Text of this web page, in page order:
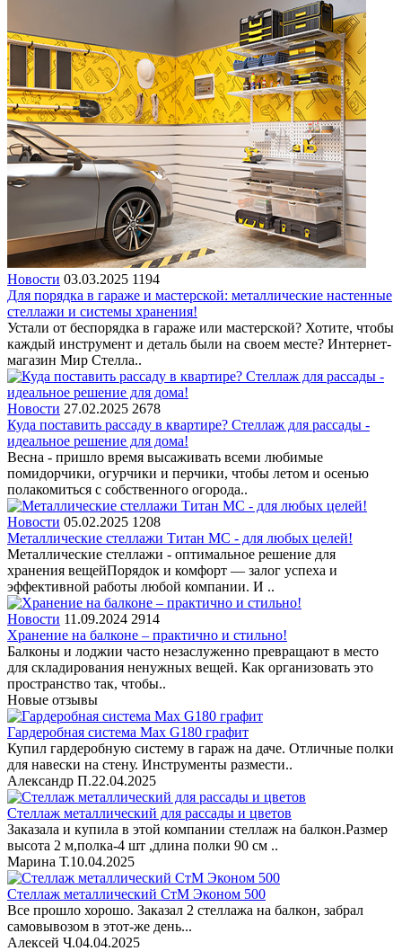
Новости 03.03.2025 1194
Для порядка в гараже и мастерской: металлические настенные
стеллажи и системы хранения!
Устали от беспорядка в гараже или мастерской? Хотите, чтобы
каждый инструмент и деталь были на своем месте? Интернет-
магазин Мир Стелла..
Новости 27.02.2025 2678
Куда поставить рассаду в квартире? Стеллаж для рассады -
идеальное решение для дома!
Весна - пришло время высаживать всеми любимые
помидорчики, огурчики и перчики, чтобы летом и осенью
полакомиться с собственного огорода..
Новости 05.02.2025 1208
Металлические стеллажи Титан МС - для любых целей!
Металлические стеллажи - оптимальное решение для
хранения вещейПорядок и комфорт — залог успеха и
эффективной работы любой компании. И ..
Новости 11.09.2024 2914
Хранение на балконе – практично и стильно!
Балконы и лоджии часто незаслуженно превращают в место
для складирования ненужных вещей. Как организовать это
пространство так, чтобы..
Новые отзывы
Гардеробная система Max G180 графит
Купил гардеробную систему в гараж на даче. Отличные полки
для навески на стену. Инструменты размести..
Александр П.22.04.2025
Стеллаж металлический для рассады и цветов
Заказала и купила в этой компании стеллаж на балкон.Размер
высота 2 м,полка-4 шт ,длина полки 90 см ..
Марина Т.10.04.2025
Стеллаж металлический СтМ Эконом 500
Все прошло хорошо. Заказал 2 стеллажа на балкон, забрал
самовывозом в этот-же день...
Алексей Ч.04.04.2025